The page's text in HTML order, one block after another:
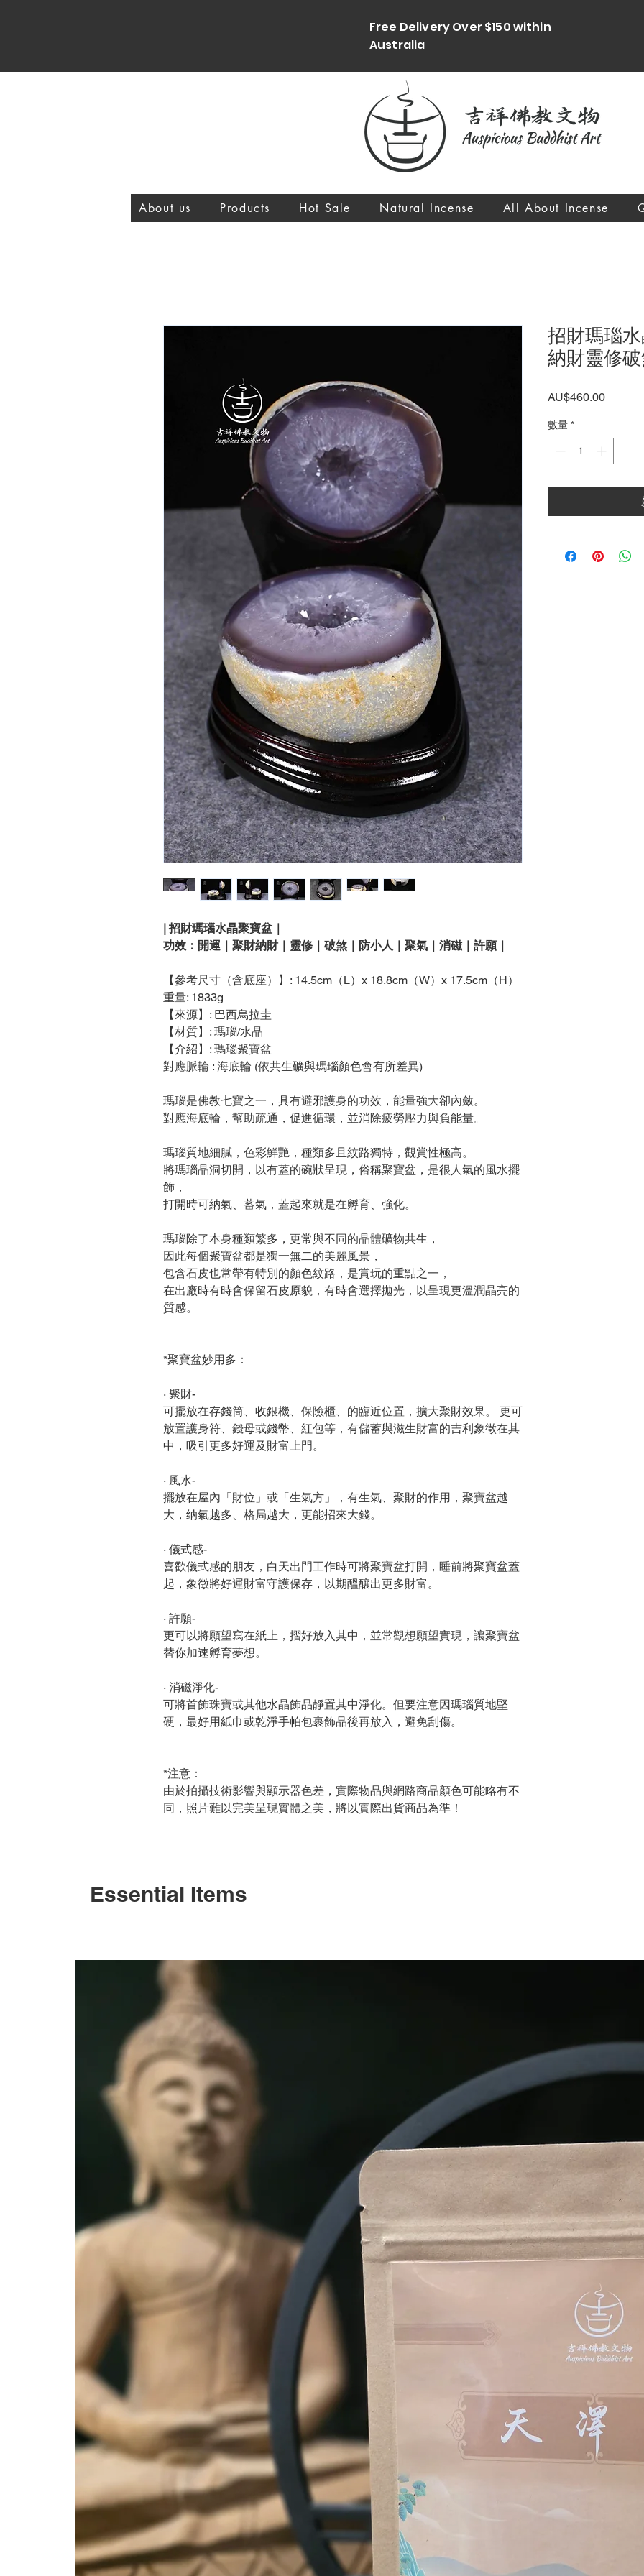
Free Delivery Over $150 within
Australia
About us Products Hot Sale Natural Incense All About Incense
| 招財瑪瑙水晶聚寶盆｜
功效：開運｜聚財納財｜靈修｜破煞｜防小人｜聚氣｜消磁｜許願｜
【參考尺寸（含底座）】: 14.5cm（L）x 18.8cm（W）x 17.5cm（H）
重量: 1833g
【來源】: 巴西烏拉圭
【材質】: 瑪瑙/水晶
【介紹】: 瑪瑙聚寶盆
對應脈輪 : 海底輪 (依共生礦與瑪瑙顏色會有所差異)
瑪瑙是佛教七寶之一，具有避邪護身的功效，能量強大卻內斂。
對應海底輪，幫助疏通，促進循環，並消除疲勞壓力與負能量。
瑪瑙質地細膩，色彩鮮艷，種類多且紋路獨特，觀賞性極高。
將瑪瑙晶洞切開，以有蓋的碗狀呈現，俗稱聚寶盆，是很人氣的風水擺
飾，
打開時可納氣、蓄氣，蓋起來就是在孵育、強化。
瑪瑙除了本身種類繁多，更常與不同的晶體礦物共生，
因此每個聚寶盆都是獨一無二的美麗風景，
包含石皮也常帶有特別的顏色紋路，是賞玩的重點之一，
在出廠時有時會保留石皮原貌，有時會選擇拋光，以呈現更溫潤晶亮的
質感。
*聚寶盆妙用多：
∙ 聚財-
可擺放在存錢筒、收銀機、保險櫃、的臨近位置，擴大聚財效果。 更可
放置護身符、錢母或錢幣、紅包等，有儲蓄與滋生財富的吉利象徵在其
中，吸引更多好運及財富上門。
∙ 風水-
擺放在屋內「財位」或「生氣方」，有生氣、聚財的作用，聚寶盆越
大，纳氣越多、格局越大，更能招來大錢。
∙ 儀式感-
喜歡儀式感的朋友，白天出門工作時可將聚寶盆打開，睡前將聚寶盆蓋
起，象徵將好運財富守護保存，以期醞釀出更多財富。
∙ 許願-
更可以將願望寫在紙上，摺好放入其中，並常觀想願望實現，讓聚寶盆
替你加速孵育夢想。
∙ 消磁淨化-
可將首飾珠寶或其他水晶飾品靜置其中淨化。但要注意因瑪瑙質地堅
硬，最好用紙巾或乾淨手帕包裹飾品後再放入，避免刮傷。
*注意：
由於拍攝技術影響與顯示器色差，實際物品與網路商品顏色可能略有不
同，照片難以完美呈現實體之美，將以實際出貨商品為準！
招財瑪瑙
納財靈修
AU$460.00價
數量 *
Essential Items